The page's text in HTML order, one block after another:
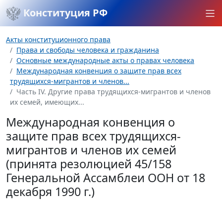
Конституция РФ
Акты конституционного права
Права и свободы человека и гражданина
Основные международные акты о правах человека
Международная конвенция о защите прав всех
трудящихся-мигрантов и членов...
Часть IV. Другие права трудящихся-мигрантов и членов
их семей, имеющих...
Международная конвенция о
защите прав всех трудящихся-
мигрантов и членов их семей
(принята резолюцией 45/158
Генеральной Ассамблеи ООН от 18
декабря 1990 г.)